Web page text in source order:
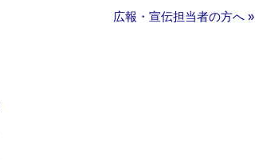
広報・宣伝担当者の方へ »